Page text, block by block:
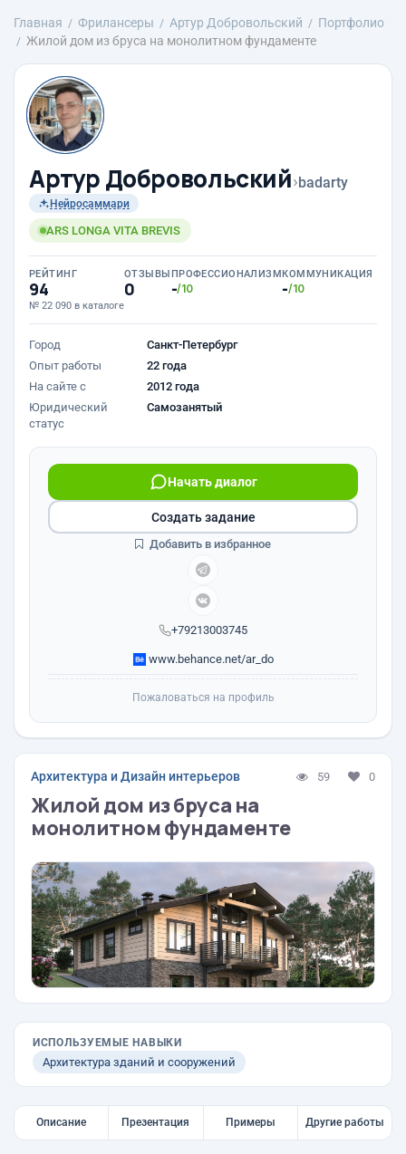
Главная Фрилансеры Артур Добровольский
Портфолио
Жилой дом из бруса на монолитном фундаменте
Артур Добровольский›badarty
Нейросаммари
ARS LONGA VITA BREVIS
РЕЙТИНГ
94
№ 22 090 в каталоге
ОТЗЫВЫ
0
ПРОФЕССИОНАЛИЗМ
-/10
КОММУНИКАЦИЯ
-/10
Город
Санкт-Петербург
Опыт работы
22 года
На сайте с
2012 года
Юридический
статус
Самозанятый
+79213003745
Начать диалог
www.behance.net/ar_do
Создать задание
Добавить в избранное
Пожаловаться на профиль
Архитектура и Дизайн интерьеров 59 0
Жилой дом из бруса на
монолитном фундаменте
ИСПОЛЬЗУЕМЫЕ НАВЫКИ
Архитектура зданий и сооружений
Описание Презентация Примеры Другие работы